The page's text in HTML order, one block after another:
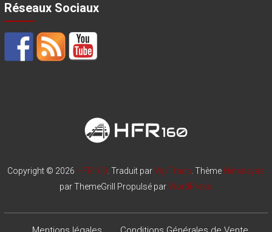
Réseaux Sociaux
Copyright © 2026 HFR160. Traduit parWp Trads. Thème Himalayas
par ThemeGrill Propulsé parWordPress